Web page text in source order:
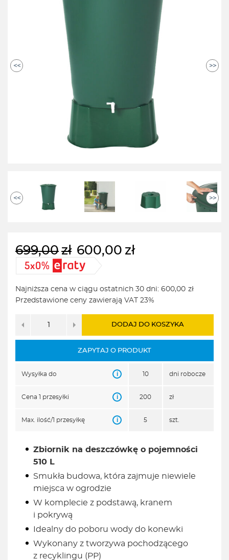
<< >>
<< >>
699,00 zł
Pierwotna
cena
wynosiła:
699,00zł.
600,00 zł
Aktualna
cena
wynosi:
600,00zł.
Najniższa cena w ciągu ostatnich 30 dni: 600,00 zł
Przedstawione ceny zawierają VAT 23%
DODAJ DO KOSZYKA
ZAPYTAJ O PRODUKT
Wysyłka do i 10 dni robocze
Cena 1 przesyłki i 200 zł
Max. ilość/1 przesyłkę i 5 szt.
Zbiornik na deszczówkę o pojemności
510 L
Smukła budowa, która zajmuje niewiele
miejsca w ogrodzie
W komplecie z podstawą, kranem
i pokrywą
Idealny do poboru wody do konewki
Wykonany z tworzywa pochodzącego
z recyklingu (PP)